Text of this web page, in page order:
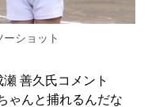
ショット
善久氏コメント
ゃんと捕れるんだな